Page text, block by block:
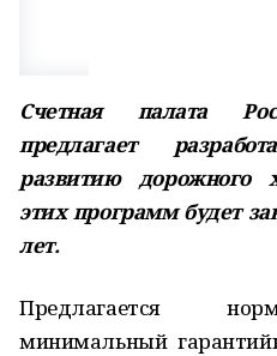
Счетная палата
предлагает
развитию дорожного
этих программ будет
лет.
Предлагается
минимальный